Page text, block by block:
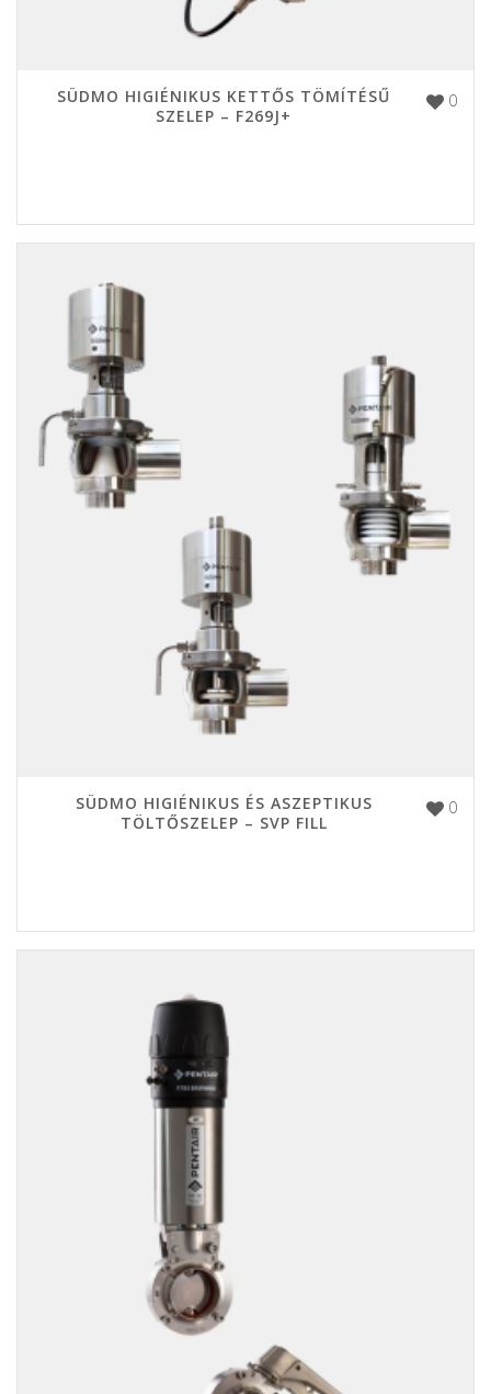
0
SÜDMO HIGIÉNIKUS KETTŐS TÖMÍTÉSŰ
SZELEP – F269J+
0
SÜDMO HIGIÉNIKUS ÉS ASZEPTIKUS
TÖLTŐSZELEP – SVP FILL